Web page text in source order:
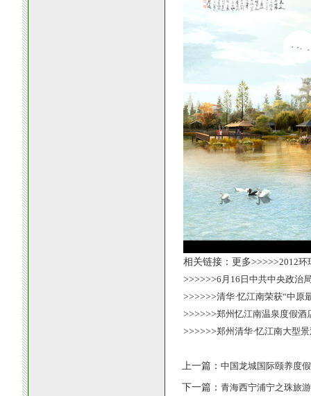
相关链接：更多>>>>>2012环
>>>>>>6月16日中共中央政治
>>>>>>清华·忆江南荣获“中原
>>>>>>郑州忆江南温泉度假酒
>>>>>>郑州清华·忆江南大型
上一篇： 中国龙城国际颐养度
下一篇： 青海西宁浦宁之珠旅